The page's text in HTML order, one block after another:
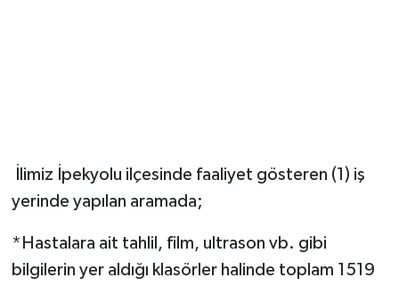
İlimiz İpekyolu ilçesinde faaliyet gösteren (1) iş
yerinde yapılan aramada;
*Hastalara ait tahlil, film, ultrason vb. gibi
bilgilerin yer aldığı klasörler halinde toplam 1519